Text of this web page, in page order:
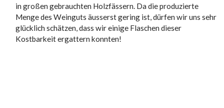
in großen gebrauchten Holzfässern. Da die produzierte
Menge des Weinguts äusserst gering ist, dürfen wir uns sehr
glücklich schätzen, dass wir einige Flaschen dieser
Kostbarkeit ergattern konnten!